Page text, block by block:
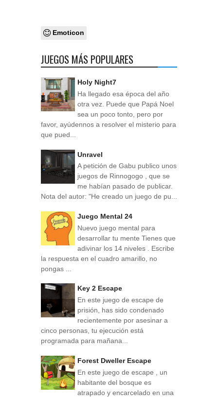
Emoticon
JUEGOS MÁS POPULARES
Holy Night7
Ha llegado esa época del año
otra vez. Puede que Papá Noel
sea un poco tonto, pero por
favor, ayúdennos a resolver el misterio para
que pued...
Unravel
A petición de Gabu publico unos
juegos de Rinnogogo , que se
me habían pasado de publicar.
Nota del autor: "He creado un juego de pu...
Juego Mental 24
Nuevo juego mental para
desarrollar tu mente Tienes que
adivinar los 14 niveles . Escribe
la respuesta en el cuadro amarillo, no
pongas ...
Key 2 Escape
En este juego de escape de
prisión, has sido condenado
recientemente por asesinar a
cinco personas, tu ejecución está
programada para mañana...
Forest Dweller Escape
En este juego de escape , un
habitante del bosque es
atrapado y encarcelado en una